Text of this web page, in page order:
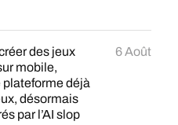
des jeux
mobile,
plateforme déjà
désormais
par l’AI slop
6 Août